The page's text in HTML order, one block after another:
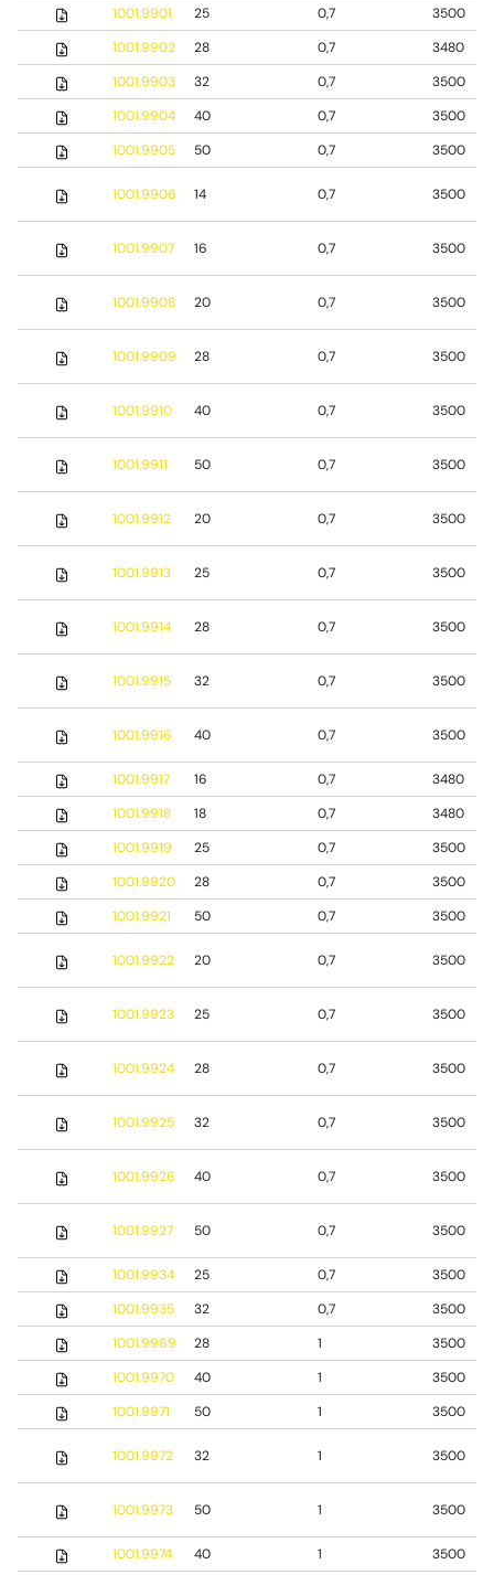
1001.9901
25 0,7
3500
1001.9902
28 0,7
3480
1001.9903
32 0,7
3500
1001.9904
40 0,7
3500
1001.9905
50 0,7 3500
1001.9906 14 0,7 3500
1001.9907 16 0,7 3500
1001.9908 20 0,7 3500
1001.9909 28 0,7 3500
1001.9910 40 0,7 3500
1001.9911 50 0,7 3500
1001.9912 20 0,7 3500
1001.9913 25 0,7 3500
1001.9914 28 0,7 3500
1001.9915 32 0,7 3500
1001.9916 40 0,7 3500
1001.9917 16 0,7
3480
1001.9918
18 0,7
3480
1001.9919
25 0,7
3500
1001.9920
28 0,7
3500
1001.9921
50 0,7 3500
1001.9922 20 0,7 3500
1001.9923 25 0,7 3500
1001.9924 28 0,7 3500
1001.9925 32 0,7 3500
1001.9926 40 0,7 3500
1001.9927 50 0,7 3500
1001.9934 25 0,7
3500
1001.9935
32 0,7
3500
1001.9969
28 1
3500
1001.9970
40 1
3500
1001.9971
50 1 3500
1001.9972 32 1 3500
1001.9973 50 1 3500
1001.9974 40 1
3500